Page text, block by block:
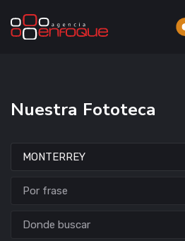
Nuestra Fototeca
Donde buscar